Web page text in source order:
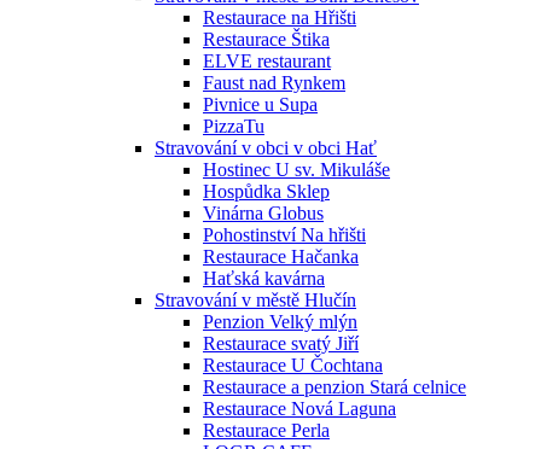
Restaurace na Hřišti
Restaurace Štika
ELVE restaurant
Faust nad Rynkem
Pivnice u Supa
PizzaTu
Stravování v obci v obci Hať
Hostinec U sv. Mikuláše
Hospůdka Sklep
Vinárna Globus
Pohostinství Na hřišti
Restaurace Hačanka
Haťská kavárna
Stravování v městě Hlučín
Penzion Velký mlýn
Restaurace svatý Jiří
Restaurace U Čochtana
Restaurace a penzion Stará celnice
Restaurace Nová Laguna
Restaurace Perla